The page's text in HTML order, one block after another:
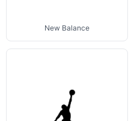
New Balance